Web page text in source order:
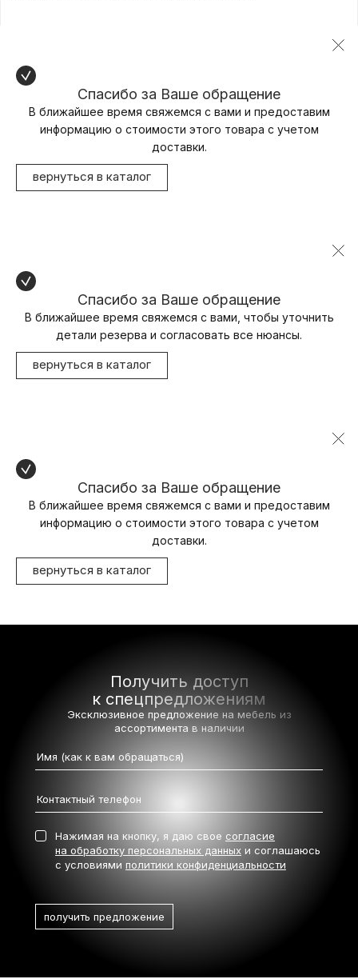
Спасибо за Ваше обращение
В ближайшее время свяжемся с вами и предоставим
информацию о стоимости этого товара с учетом
доставки.
вернуться в каталог
Спасибо за Ваше обращение
В ближайшее время свяжемся с вами, чтобы уточнить
детали резерва и согласовать все нюансы.
вернуться в каталог
Спасибо за Ваше обращение
В ближайшее время свяжемся с вами и предоставим
информацию о стоимости этого товара с учетом
доставки.
вернуться в каталог
Получить доступ
к спецпредложениям
Эксклюзивное предложение на мебель из
ассортимента в наличии
Нажимая на кнопку, я даю свое согласие
на обработку персональных данных и соглашаюсь
с условиями политики конфиденциальности